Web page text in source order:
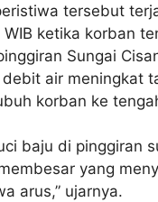
tersebut
WIB ketika korban
Sungai
air meningkat
korban ke
baju di pinggiran
yang
arus,” ujarnya.